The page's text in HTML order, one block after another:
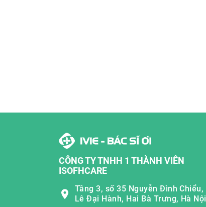
CÔNG TY TNHH 1 THÀNH VIÊN
ISOFHCARE
Tầng 3, số 35 Nguyễn Đình Chiểu,
Lê Đại Hành, Hai Bà Trưng, Hà Nội